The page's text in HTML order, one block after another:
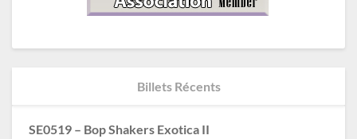
Billets Récents
SE0519 – Bop Shakers Exotica II